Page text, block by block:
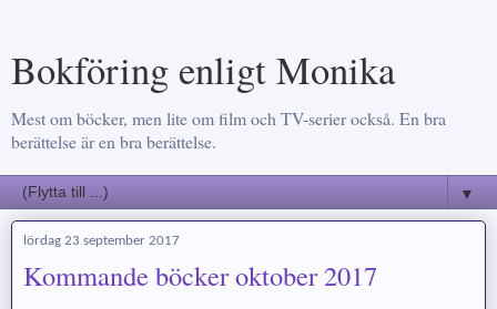
Bokföring enligt Monika
Mest om böcker, men lite om film och TV-serier också. En bra
berättelse är en bra berättelse.
▼
lördag 23 september 2017
Kommande böcker oktober 2017